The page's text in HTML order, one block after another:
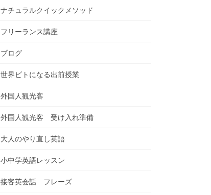
ナチュラルクイックメソッド
フリーランス講座
ブログ
世界ビトになる出前授業
外国人観光客
外国人観光客 受け入れ準備
大人のやり直し英語
小中学英語レッスン
接客英会話 フレーズ